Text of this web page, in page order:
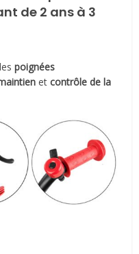
de 2 ans à 3
poignées
etcontrôle de la